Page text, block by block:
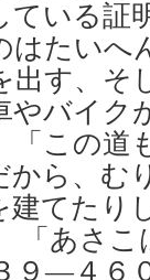
ている証
はたいへ
出す、そ
やバイク
「この道
から、む
建てたり
「あさ
９―４６